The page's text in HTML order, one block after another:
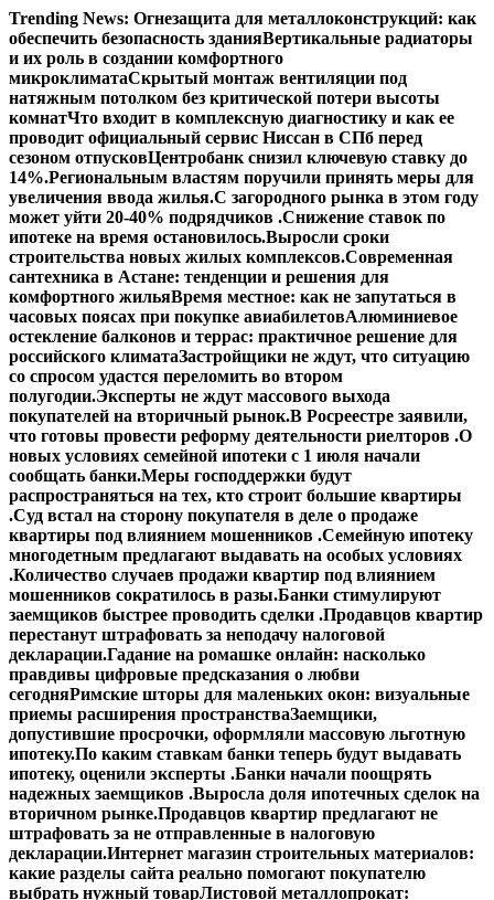
Перейти
к
содержимому
Trending News: Огнезащита для металлоконструкций: как
обеспечить безопасность зданияВертикальные радиаторы
и их роль в создании комфортного
микроклиматаСкрытый монтаж вентиляции под
натяжным потолком без критической потери высоты
комнатЧто входит в комплексную диагностику и как ее
проводит официальный сервис Ниссан в СПб перед
сезоном отпусковЦентробанк снизил ключевую ставку до
14%.Региональным властям поручили принять меры для
увеличения ввода жилья.С загородного рынка в этом году
может уйти 20-40% подрядчиков .Снижение ставок по
ипотеке на время остановилось.Выросли сроки
строительства новых жилых комплексов.Современная
сантехника в Астане: тенденции и решения для
комфортного жильяВремя местное: как не запутаться в
часовых поясах при покупке авиабилетовАлюминиевое
остекление балконов и террас: практичное решение для
российского климатаЗастройщики не ждут, что ситуацию
со спросом удастся переломить во втором
полугодии.Эксперты не ждут массового выхода
покупателей на вторичный рынок.В Росреестре заявили,
что готовы провести реформу деятельности риелторов .О
новых условиях семейной ипотеки с 1 июля начали
сообщать банки.Меры господдержки будут
распространяться на тех, кто строит большие квартиры
.Суд встал на сторону покупателя в деле о продаже
квартиры под влиянием мошенников .Семейную ипотеку
многодетным предлагают выдавать на особых условиях
.Количество случаев продажи квартир под влиянием
мошенников сократилось в разы.Банки стимулируют
заемщиков быстрее проводить сделки .Продавцов квартир
перестанут штрафовать за неподачу налоговой
декларации.Гадание на ромашке онлайн: насколько
правдивы цифровые предсказания о любви
сегодняРимские шторы для маленьких окон: визуальные
приемы расширения пространстваЗаемщики,
допустившие просрочки, оформляли массовую льготную
ипотеку.По каким ставкам банки теперь будут выдавать
ипотеку, оценили эксперты .Банки начали поощрять
надежных заемщиков .Выросла доля ипотечных сделок на
вторичном рынке.Продавцов квартир предлагают не
штрафовать за не отправленные в налоговую
декларации.Интернет магазин строительных материалов:
какие разделы сайта реально помогают покупателю
выбрать нужный товарЛистовой металлопрокат: